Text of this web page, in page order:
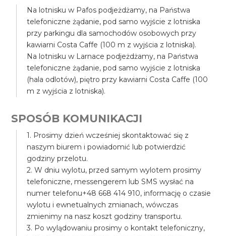
Na lotnisku w Pafos podjeżdżamy, na Państwa
telefoniczne żądanie, pod samo wyjście z lotniska
przy parkingu dla samochodów osobowych przy
kawiarni Costa Caffe (100 m z wyjścia z lotniska).
Na lotnisku w Larnace podjeżdżamy, na Państwa
telefoniczne żądanie, pod samo wyjście z lotniska
(hala odlotów), piętro przy kawiarni Costa Caffe (100
m z wyjścia z lotniska).
SPOSÓB KOMUNIKACJI
1. Prosimy dzień wcześniej skontaktować się z
naszym biurem i powiadomić lub potwierdzić
godziny przelotu.
2. W dniu wylotu, przed samym wylotem prosimy
telefoniczne, messengerem lub SMS wysłać na
numer telefonu+48 668 414 910, informację o czasie
wylotu i ewnetualnych zmianach, wówczas
zmienimy na nasz koszt godziny transportu.
3. Po wylądowaniu prosimy o kontakt telefoniczny,